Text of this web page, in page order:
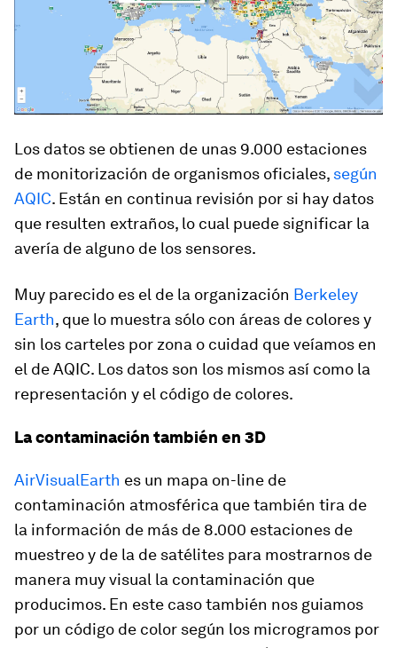
Los datos se obtienen de unas 9.000 estaciones
de monitorización de organismos oficiales, según
AQIC. Están en continua revisión por si hay datos
que resulten extraños, lo cual puede significar la
avería de alguno de los sensores.
Muy parecido es el de la organización Berkeley
Earth, que lo muestra sólo con áreas de colores y
sin los carteles por zona o cuidad que veíamos en
el de AQIC. Los datos son los mismos así como la
representación y el código de colores.
La contaminación también en 3D
AirVisualEarth es un mapa on-line de
contaminación atmosférica que también tira de
la información de más de 8.000 estaciones de
muestreo y de la de satélites para mostrarnos de
manera muy visual la contaminación que
producimos. En este caso también nos guiamos
por un código de color según los microgramos por